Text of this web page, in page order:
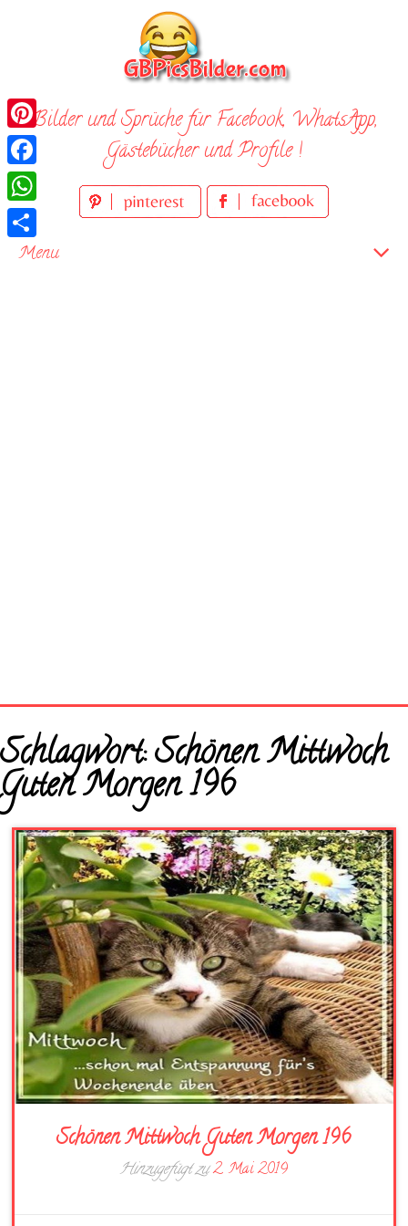
Bilder und Sprüche für Facebook, WhatsApp,
Gästebücher und Profile !
Menu
Startseite
Neue Bilder
Schlagwort:Schönen Mittwoch
Guten Morgen 196
Schönen Mittwoch Guten Morgen 196
Hinzugefügt zu2. Mai 2019
Pinterest
Facebook
WhatsApp
Teilen